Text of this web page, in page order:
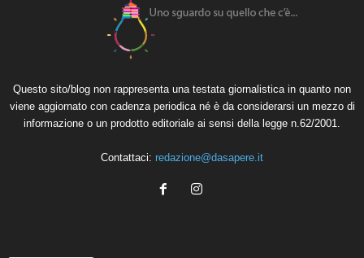
Questo sito/blog non rappresenta una testata giornalistica in quanto non
viene aggiornato con cadenza periodica né è da considerarsi un mezzo di
informazione o un prodotto editoriale ai sensi della legge n.62/2001.
Contattaci: redazione@dasapere.it